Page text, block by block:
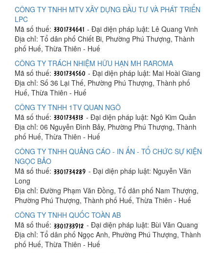
CÔNG TY TNHH MTV XÂY DỰNG ĐẦU TƯ VÀ PHÁT TRIỂN
LPC
Mã số thuế:
- Đại diện pháp luật: Lê Quang Vinh
Địa chỉ: Tổ dân phố Chiết Bi, Phường Phú Thượng, Thành
phố Huế, Thừa Thiên - Huế
CÔNG TY TRÁCH NHIỆM HỮU HẠN MH RAROMA
Mã số thuế:
- Đại diện pháp luật: Mai Hoài Giang
Địa chỉ: Số 36 Lại Thế, Phường Phú Thượng, Thành phố
Huế, Thừa Thiên - Huế
CÔNG TY TNHH 1TV QUAN NGÔ
Mã số thuế:
- Đại diện pháp luật: Ngô Kim Quản
Địa chỉ: 06 Nguyễn Đình Bảy, Phường Phú Thượng, Thành
phố Huế, Thừa Thiên - Huế
CÔNG TY TNHH QUẢNG CÁO - IN ẤN - TỔ CHỨC SỰ KIỆN
NGỌC BẢO
Mã số thuế:
- Đại diện pháp luật: Nguyễn Văn
Long
Địa chỉ: Đường Phạm Văn Đồng, Tổ dân phố Nam Thượng,
Phường Phú Thượng, Thành phố Huế, Thừa Thiên - Huế
CÔNG TY TNHH QUỐC TOÀN AB
Mã số thuế:
- Đại diện pháp luật: Bùi Văn Quang
Địa chỉ: Tổ dân phố Ngọc Anh, Phường Phú Thượng, Thành
phố Huế, Thừa Thiên - Huế